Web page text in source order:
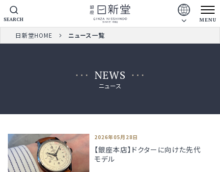
MENU
SEARCH
日新堂HOME ニュース一覧
NEWS
ニュース
2026年05月28日
【銀座本店】ドクターに向けた先代
モデル